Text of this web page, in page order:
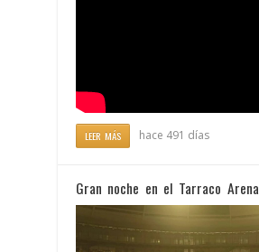
LEER MÁS hace 491 días
Gran noche en el Tarraco Arena